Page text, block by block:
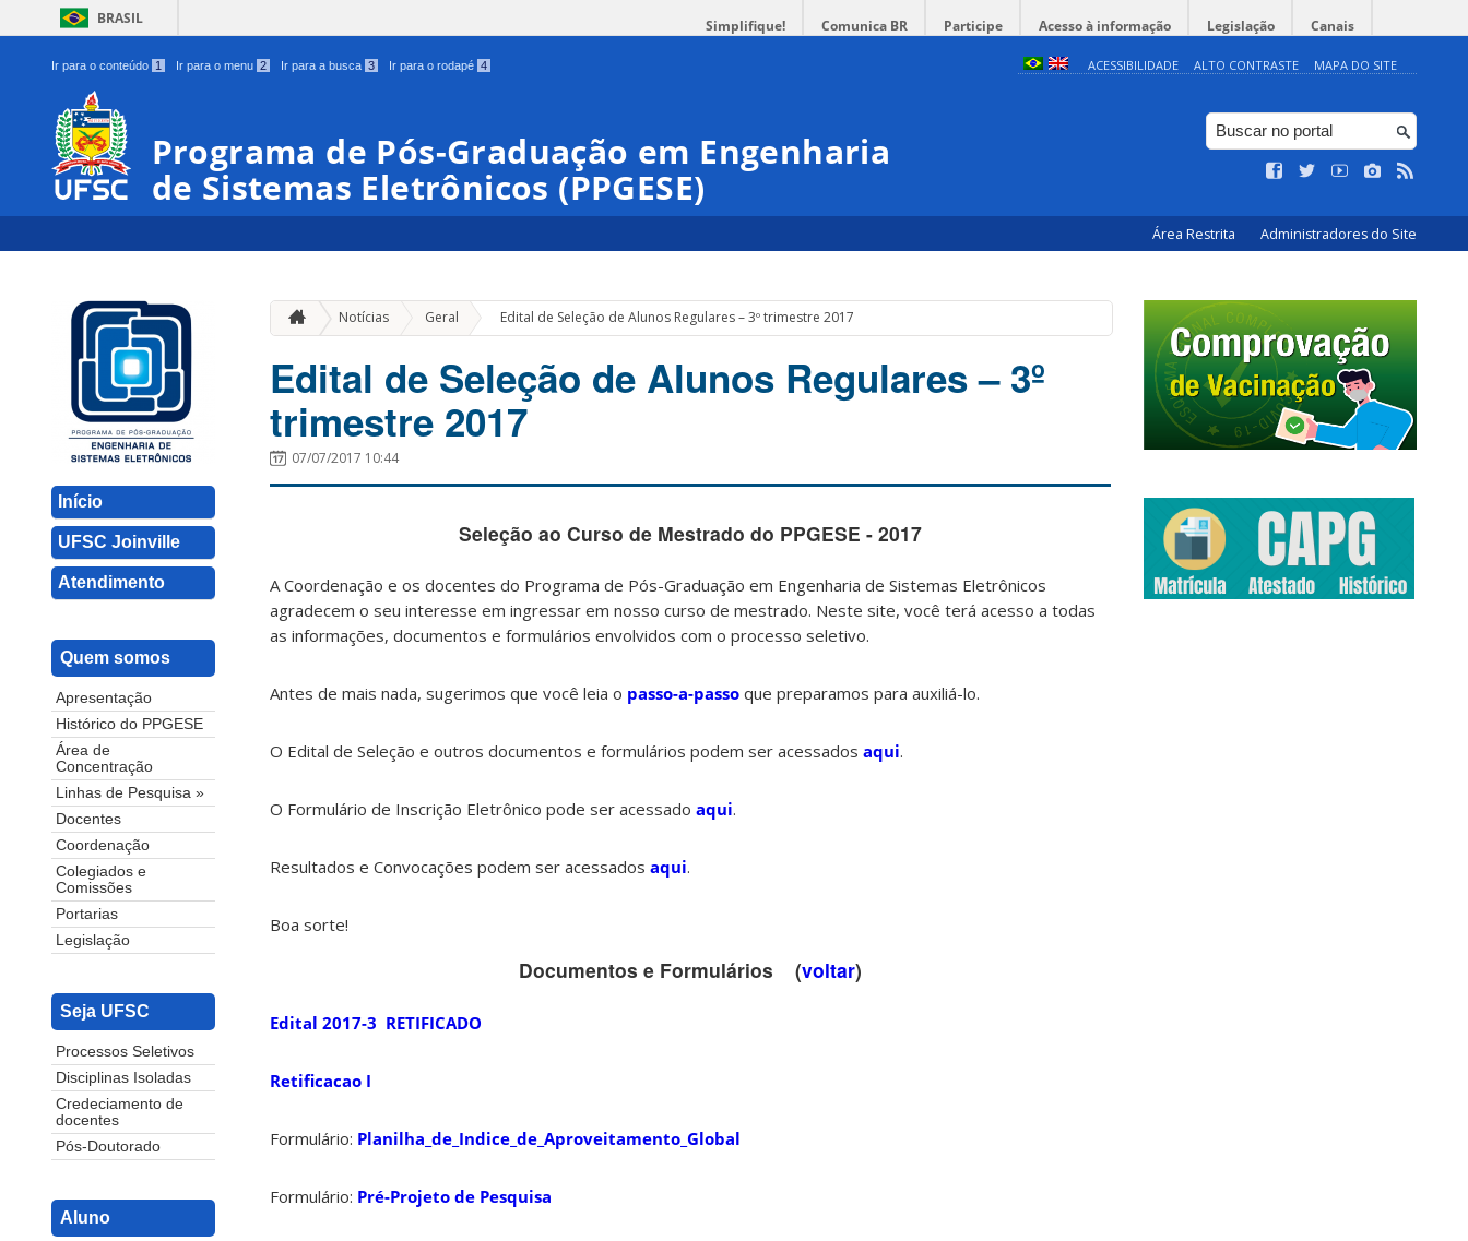
BRASIL Simplifique! Comunica BR Participe Acesso à informação Legislação Canais
Ir para o conteúdo 1 Ir para o menu 2 Ir para a busca 3 Ir para o rodapé 4 ACESSIBILIDADE ALTO CONTRASTE MAPA DO SITE
Programa de Pós-Graduação em Engenharia
de Sistemas Eletrônicos (PPGESE)
Área Restrita Administradores do Site
Início
UFSC Joinville
Atendimento
Quem somos
Apresentação
Histórico do PPGESE
Área de
Concentração
Linhas de Pesquisa »
Docentes
Coordenação
Colegiados e
Comissões
Portarias
Legislação
Seja UFSC
Processos Seletivos
Disciplinas Isoladas
Credeciamento de
docentes
Pós-Doutorado
Aluno
Notícias Geral » Edital de Seleção de Alunos Regulares – 3º trimestre 2017
Edital de Seleção de Alunos Regulares – 3º
trimestre 2017
07/07/2017 10:44
Seleção ao Curso de Mestrado do PPGESE - 2017
A Coordenação e os docentes do Programa de Pós-Graduação em Engenharia de Sistemas Eletrônicos
agradecem o seu interesse em ingressar em nosso curso de mestrado. Neste site, você terá acesso a todas
as informações, documentos e formulários envolvidos com o processo seletivo.
Antes de mais nada, sugerimos que você leia o passo-a-passo que preparamos para auxiliá-lo.
O Edital de Seleção e outros documentos e formulários podem ser acessados aqui.
O Formulário de Inscrição Eletrônico pode ser acessado aqui.
Resultados e Convocações podem ser acessados aqui.
Boa sorte!
Documentos e Formulários (voltar)
Edital 2017-3 RETIFICADO
Retificacao I
Formulário: Planilha_de_Indice_de_Aproveitamento_Global
Formulário: Pré-Projeto de Pesquisa